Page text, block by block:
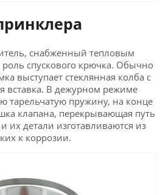
снабженный тепловым
спускового крючка. Обычно
выступает стеклянная колба с
вставка. В дежурном режиме
тарельчатую пружину, на конце
клапана, перекрывающая путь
их детали изготавливаются из
к коррозии.